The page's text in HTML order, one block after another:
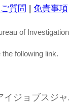
質問 | 免責事項
of
following link.
イジョブスジ